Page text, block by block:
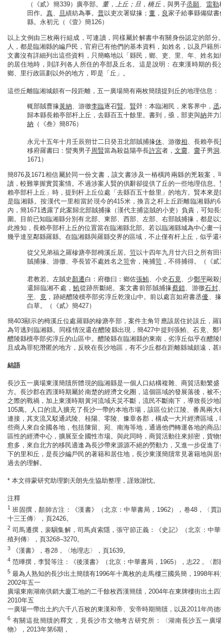
（《貳》簡339）廣亭部。
董，上丘；旦，橋丘，與男子烝願、 雷勒
田作。 真、 旦績紡為事。 普以吏次署獄掾； 董 ， 良家子給事縣備獄
縣。永初元（《壹》簡126）
以上文例由三枚兩行組成，可連讀，同樣屬於解書中有關身份認定的部
人，都是臨湘縣的編戶民，官府已有他們的基本資料，如姓名，以及戶籍
文書沒有詳細列出這些資料，只簡略地以「縣民，鄉、吏、里、年、姓名
的居住地時，則詳列各人所住的亭部及丘名。這是說明：在東漢時期的
鄉、里行政區劃以外的地方，即是「丘」。
這些丘離臨湘城頗有一段距離，五一廣場簡有兩枚簡牘提到丘的地理信息：
輒部賊曹掾黃納 、游徼李臨逐召賢 。 賢辤：本臨湘民，來客界中， 丞
歸本縣長賴亭部杆上丘，去縣百五十餘里。書到，亟，部吏與納并力
納 （《叁》簡876）
永元十五年十月壬辰朔廿二日癸丑北部賊捕掾休 、游徼相 、長賴亭長
移府羅書曰：蠻夷男子周賢當為殺益陽亭長許宮者， 文齎 齎子男洞
1671）
簡876及1671相信屬於同一份文書，該文書涉及一樁橫跨兩縣的兇殺案，
讀，較難掌握實質案情。不過涉案人賢的供辭卻提供了丘的一些地理信息
賴亭部杆上丘」時，提到杆上丘位處「去縣百五十餘里」的地方。賢本來
是臨湘縣。按漢代一里相當於現今的415米，換言之杆上丘距離臨湘縣約
內，簡1671透露了此案歸北部賊捕掾（漢代主捕盜賊的小吏）負責，可知
圍。目前已知臨湘縣分別有北部、東部、西部、左部、右部賊捕掾，都是
此推知，長賴亭部杆上丘的位置當在臨湘縣北部。若以臨湘縣城為中心畫
幾乎達至鄰縣羅縣。在臨湘縣與羅縣交界的區域，不止僅有杆上丘，似乎
從父兄弟福之羅槮溏亭部栂溪丘居。 笴以十四年九月廿六日之所有
賊捕掾、游徼、亭長皆不處姓名之笴舍，掩捕笴 ，不得捕得。（《
君教若。左賊史 顏遷白：府檄曰：鄉佐張鮪 、小史石竟 、少鄭平毆殺
還歸臨湘不處，鮪從跡所斷絕。案文書前部賊捕掾蔡錯 、游徼石封
平
竟 ，跡絕醴陵櫝亭部劣淳丘乾溲山中。前以處言如府書丞優 、掾
白草。（《貳》簡427）
簡403顯示的栂溪丘位處羅縣的槮溏亭部，案件主角笴應該居住於該丘，
為笴逃到臨湘縣。同樣情況還在醴陵縣出現，簡427中提到張鮪、石竟、
醴陵縣櫝亭部劣淳丘的山區中。醴陵縣在臨湘縣的東南，劣淳丘似乎在醴
且成為罪犯潛匿的地方，反映在長沙地區，有不少丘都在距離縣城頗遠，
結語
長沙五一廣場東漢簡牘所體現的臨湘縣是一個人口結構複雜、商貿活動繁
方。長沙郡在西漢時期屬於南楚的經濟文化圈，這個區域的發展落後，被
之際的戰禍，加上東漢時期黃河流域天災不斷，流民不斷南下，導致長沙
105萬。人口的流入擴充了長沙一帶的本地市場，該區位於江陵、番禺兩
連接，其支流又駁通武陵、桂陽、零陵、豫章各郡，構成一大片經濟區域
些商人來自全國各地，包括陳留、宛、南海等地，通過他們轉運各地的商
區性的經濟中心，擴展至全國性市場。與此同時，商貿活動往來頻密，貨
愈多，來自北方的移民適逢為長沙帶來源源不絕的勞動力，又進一步促進
下的里和丘，是長沙編戶民的著籍和居住地，長沙東漢簡牘常見著籍地與
過去的理解。
* 本文得蒙研究助理劉天朗先生協助整理，謹致謝忱。
注釋
1 班固撰，顏師古注：《漢書》（北京：中華書局，1962），卷48，〈賈
十三王傳〉，頁2426。
2 司馬遷撰，裴駰集解，司馬貞索隱，張守節正義：《史記》（北京：中
殖列傳〉，頁3268–3270。
3 《漢書》，卷28，〈地理志〉，頁1639。
4 范曄撰，李賢等注：《後漢書》（北京：中華書局，1965），志22，〈
5 最為人熟知的長沙出土簡牘有1996年十萬枚的走馬樓三國吳簡，1998年
2002年五一
廣場東南湖南供銷大廈工地的二千餘枚西漢簡牘，2004年在東牌樓街出土
2010年五
一廣場一帶出土約六千八百枚的東漢和帝、安帝時期簡牘，以及2011年尚
6 有關這批簡牘的釋文，見長沙市文物考古研究所：〈湖南長沙五一廣
物》，2013年第6期，